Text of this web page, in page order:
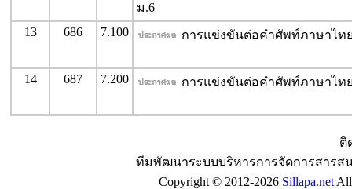
ม.6
13
686 7.100 การแข่งขันต่อคำศัพท์ภาษาไท
14 687 7.200 การแข่งขันต่อคำศัพท์ภาษาไท
ติ
ทีมพัฒนาระบบบริหารการจัดการสารส
Copyright © 2012-2026 Sillapa.netAll